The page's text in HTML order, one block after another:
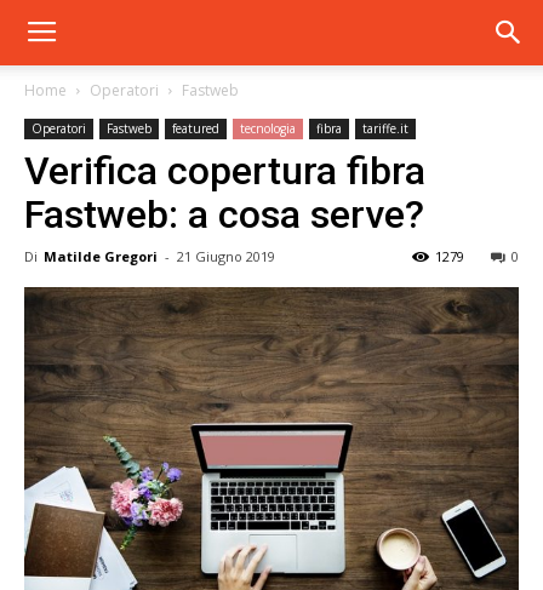
Home Operatori Fastweb
Operatori Fastweb featured tecnologia fibra tariffe.it
Verifica copertura fibra
Fastweb: a cosa serve?
Di Matilde Gregori - 21 Giugno 2019 0
1279